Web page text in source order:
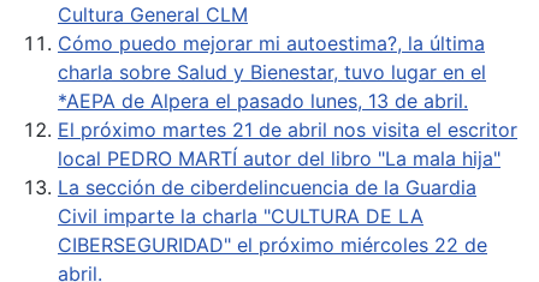
Cultura General CLM
Cómo puedo mejorar mi autoestima?, la última
charla sobre Salud y Bienestar, tuvo lugar en el
*AEPA de Alpera el pasado lunes, 13 de abril.
El próximo martes 21 de abril nos visita el escritor
local PEDRO MARTÍ autor del libro "La mala hija"
La sección de ciberdelincuencia de la Guardia
Civil imparte la charla "CULTURA DE LA
CIBERSEGURIDAD" el próximo miércoles 22 de
abril.